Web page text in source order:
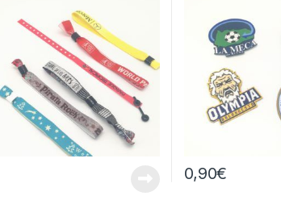
0,90€